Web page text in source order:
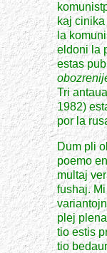
kaj
la
eldoni la
estas
Tri
1982)
por la
Dum pli
poemo
multaj
fushaj.
plej
tio estis
tio